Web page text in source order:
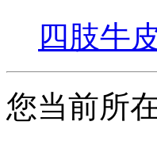
四肢牛
您当前所